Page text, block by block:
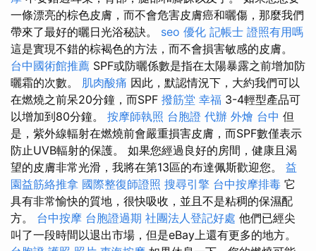
一條漂亮的棕色皮膚，而不會危害皮膚癌和曬傷，那麼我們
帶來了最好的曬日光浴秘訣。 seo 優化 記帳士 證照有用嗎
這是實現不錯的棕褐色的方法，而不會損害敏感的皮膚。
台中國術館推薦 SPF或防曬係數是指在太陽暴露之前增加防
曬霜的次數。 肌肉酸痛 因此，默認情況下，大約我們可以
在燃燒之前呆20分鐘，而SPF 撥筋堂 幸福 3-4輕型產品可
以增加到80分鐘。 按摩師執照 台胞證 代辦 外燴 台中 但
是，紫外線輻射在燃燒前會嚴重損害皮膚，而SPF數僅表示
防止UVB輻射的保護。 如果您經過良好的房間，健康且渴
望的皮膚非常光滑，我將在第13區的布達佩斯歡迎您。 益
園益筋絡推拿 國際整復師證照 搜尋引擎 台中按摩排毒 它
具有非常愉快的質地，很快吸收，並且不是粘稠的保濕配
方。 台中按摩 台胞證過期 社團法人登記好處 他們已經尖
叫了一段時間以退出市場，但是eBay上還有更多的地方。